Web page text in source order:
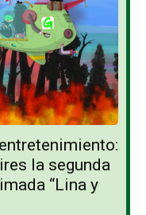
la segunda
“Lina y